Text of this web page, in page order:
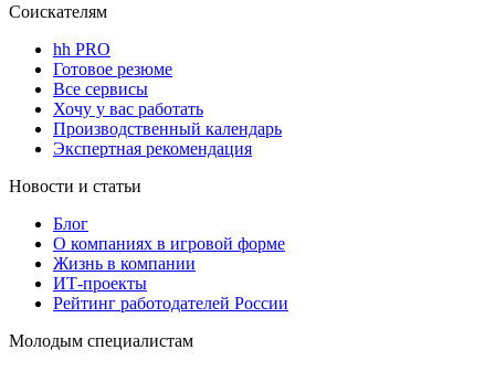
Соискателям
hh PRO
Готовое резюме
Все сервисы
Хочу у вас работать
Производственный календарь
Экспертная рекомендация
Новости и статьи
Блог
О компаниях в игровой форме
Жизнь в компании
ИТ-проекты
Рейтинг работодателей России
Молодым специалистам